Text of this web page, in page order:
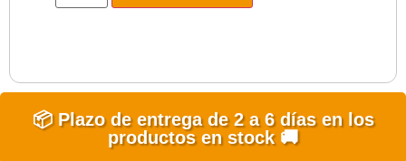
📦 Plazo de entrega de 2 a 6 días en los
productos en stock 🚚